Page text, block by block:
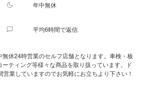
年中無休
平均6時間で返信
休24時営業のセルフ店舗となります。車検・板
ティング等様々な商品を取り扱っています。ド
業していますのでお気軽にお立ちより下さい！